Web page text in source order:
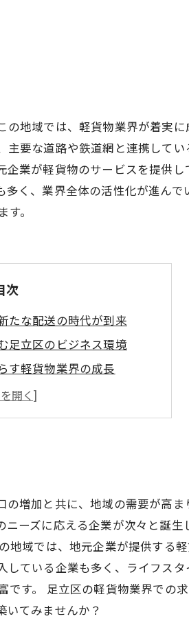
地域では、軽貨物業界が着実
要な道路や鉄道網と連携して
業が軽貨物のサービスを提供
く、業界全体の活性化が進ん
。
次
たな配送の時代が到来
足立区のビジネス環境
す軽貨物業界の成長
ルが生む雇用機会
する足立区の軽貨物市場
増加と共に、地域の需要が高
ーズに応える企業が次々と誕
域では、地元企業が提供する
ている企業も多く、ライフス
す。 足立区の軽貨物業界での
いてみませんか？